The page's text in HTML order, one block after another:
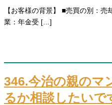
【お客様の背景】 ■売買の別：
業：年金受 […]
346.今治の親のマ
るか相談したいで